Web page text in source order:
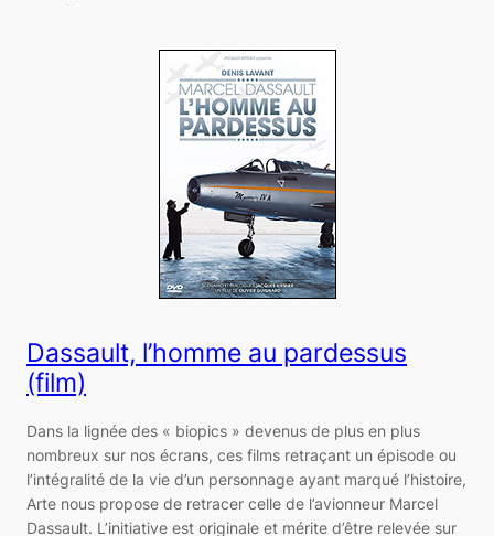
Dassault, l’homme au pardessus
(film)
Dans la lignée des « biopics » devenus de plus en plus
nombreux sur nos écrans, ces films retraçant un épisode ou
l’intégralité de la vie d’un personnage ayant marqué l’histoire,
Arte nous propose de retracer celle de l’avionneur Marcel
Dassault. L’initiative est originale et mérite d’être relevée sur